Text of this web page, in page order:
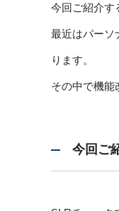
今回ご紹介す
最近はパーソ
ります。
その中で機能
今回ご